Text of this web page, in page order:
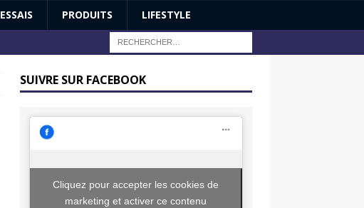
ESSAIS PRODUITS LIFESTYLE
SUIVRE SUR FACEBOOK
Cliquez pour accepter les cookies de
marketing et activer ce contenu